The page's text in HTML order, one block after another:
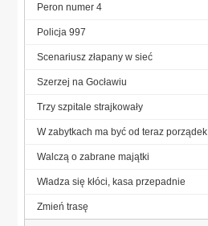
Peron numer 4
Policja 997
Scenariusz złapany w sieć
Szerzej na Gocławiu
Trzy szpitale strajkowały
W zabytkach ma być od teraz porządek
Walczą o zabrane majątki
Władza się kłóci, kasa przepadnie
Zmień trasę